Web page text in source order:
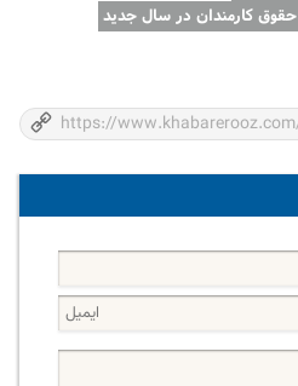
حقوق کارمندان در سال جدید